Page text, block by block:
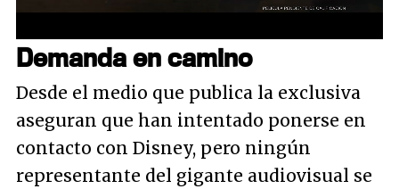
Demanda en camino
Desde el medio que publica la exclusiva
aseguran que han intentado ponerse en
contacto con Disney, pero ningún
representante del gigante audiovisual se